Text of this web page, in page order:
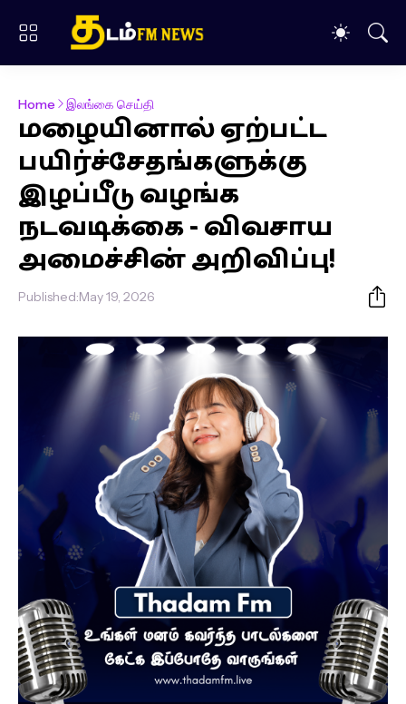
Home இலங்கை செய்தி
மழையினால் ஏற்பட்ட
பயிர்ச்சேதங்களுக்கு
இழப்பீடு வழங்க
நடவடிக்கை - விவசாய
அமைச்சின் அறிவிப்பு!
Published:May 19, 2026